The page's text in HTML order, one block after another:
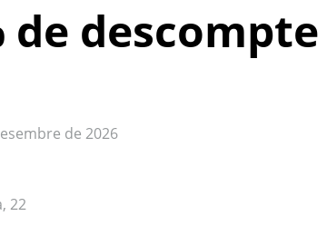
de
de 2026
22